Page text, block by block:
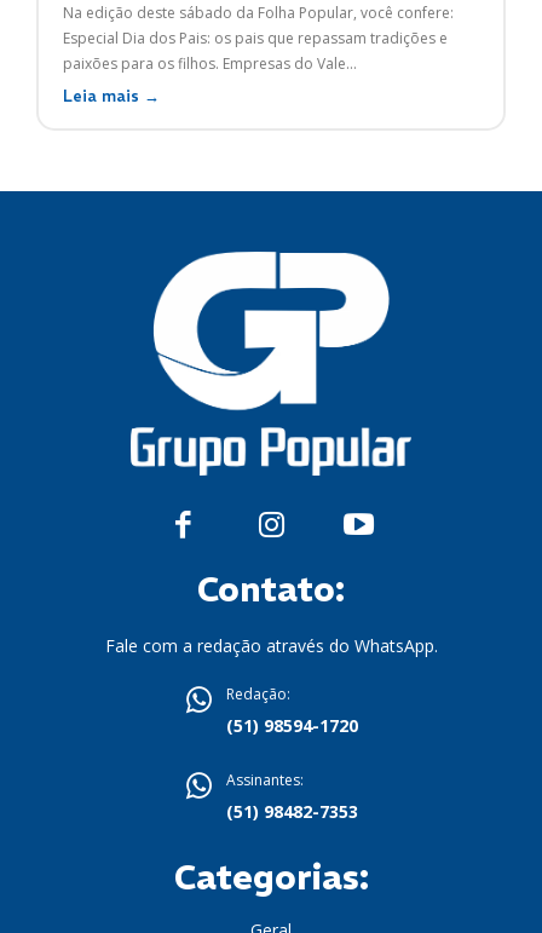
Na edição deste sábado da Folha Popular, você confere:
Especial Dia dos Pais: os pais que repassam tradições e
paixões para os filhos. Empresas do Vale...
Leia mais →
Contato:
Fale com a redação através do WhatsApp.
Redação:
(51) 98594-1720
Assinantes:
(51) 98482-7353
Categorias: